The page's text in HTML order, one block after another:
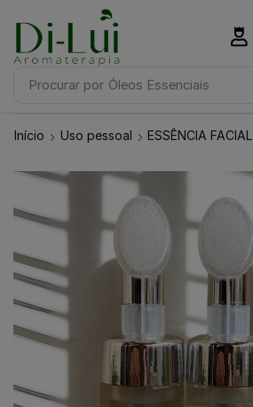
Procurar por Óleos Essenciais
Início Uso pessoal ESSÊNCIA FACIAL